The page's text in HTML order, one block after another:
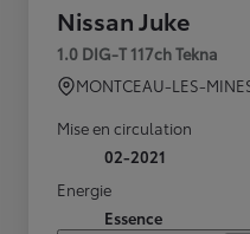
Nissan Juke
1.0 DIG-T 117ch Tekna
MONTCEAU-LES-
Mise en circulation
02-2021
Energie
Essence